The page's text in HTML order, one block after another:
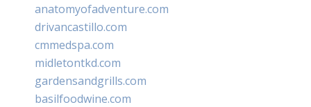
anatomyofadventure.com
drivancastillo.com
cmmedspa.com
midletontkd.com
gardensandgrills.com
basilfoodwine.com